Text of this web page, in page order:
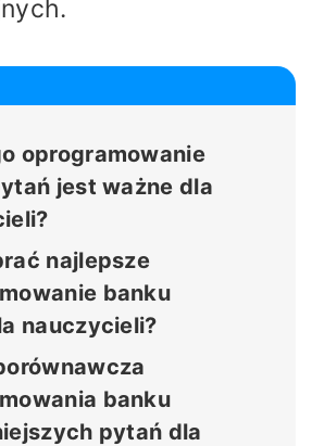
oprogramowanie
jest ważne dla
najlepsze
banku
nauczycieli?
banku
pytań dla